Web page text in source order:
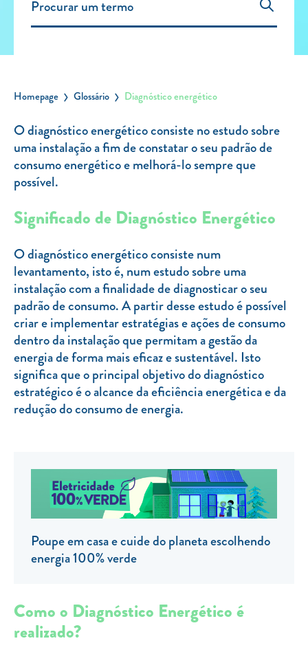
Carregar Fora de Casa
Leituras
Sobre nós
Contactos
FAQ
Blog
Mais informações
SERVIÇOS
ROTULAGEM
JUNTE-SE A NÓS
TARIFA SOCIAL
APP MOBILE
CONTADORES ELÉTRICOS
FATURAS
FRAUDE E SEGURANÇA
Preços de referência
Documentos úteis
Política de privacidade
Clientes com necessidades especiais
Homepage Glossário Diagnóstico energético
O diagnóstico energético consiste no estudo sobre
uma instalação a fim de constatar o seu padrão de
consumo energético e melhorá-lo sempre que
possível.
Significado de Diagnóstico Energético
O diagnóstico energético consiste num
levantamento, isto é, num estudo sobre uma
instalação com a finalidade de diagnosticar o seu
padrão de consumo. A partir desse estudo é possível
criar e implementar estratégias e ações de consumo
dentro da instalação que permitam a gestão da
energia de forma mais eficaz e sustentável. Isto
significa que o principal objetivo do diagnóstico
estratégico é o alcance da eficiência energética e da
redução do consumo de energia.
Poupe em casa e cuide do planeta escolhendo
energia 100% verde
Como o Diagnóstico Energético é
realizado?